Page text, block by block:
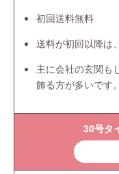
初回送料無料
送料が初回以降は
主に会社の玄関も
飾る方が多いです
30号タ